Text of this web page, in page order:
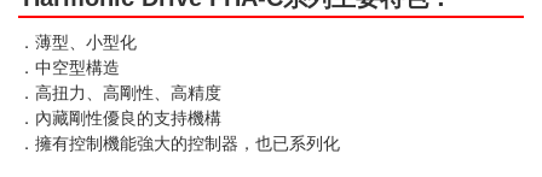
．薄型、小型化
．中空型構造
．高扭力、高剛性、高精度
．內藏剛性優良的支持機構
．擁有控制機能強大的控制器，也已系列化